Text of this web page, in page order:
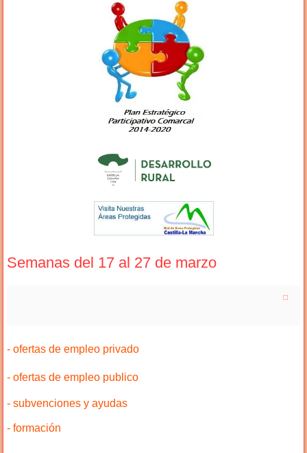
Semanas del 17 al 27 de marzo
- ofertas de empleo privado
- ofertas de empleo publico
- subvenciones y ayudas
- formación